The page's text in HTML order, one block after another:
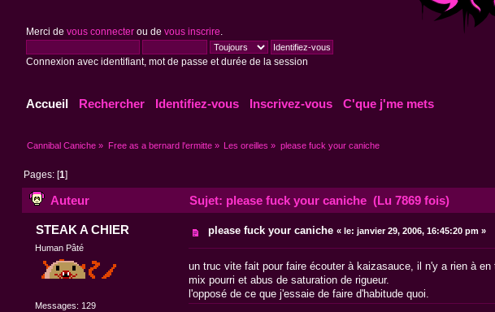
Merci de vous connecterou de vous inscrire
Connexion avec identifiant, mot de passe et durée de la session
Accueil Rechercher Identifiez-vous Inscrivez-vous C'que j'me mets
Cannibal Caniche » Free as a bernard l'ermitte» Les oreilles » please fuck your caniche
Pages: [1]
Auteur Sujet: please fuck your caniche (Lu 7869 fois)
STEAK A CHIER
Human Pâté
Messages: 129
please fuck your caniche « le: janvier 29, 2006, 16:45:20 pm »
un truc vite fait pour faire écouter à kaizasauce, il n'y a rien à
mix pourri et abus de saturation de rigueur.
l'opposé de ce que j'essaie de faire d'habitude quoi.